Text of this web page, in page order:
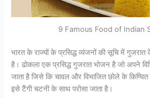
9 Famous Food of Indian
भारत के राज्यों के प्रसिद्ध व्यंजनों की सूचि में
है। ढोकला एक प्रसिद्ध गुजरात भोजन है जो अपने
जाता है जिसे कि चावल और विभाजित छोले के किण्वित
इसे टैंगी चटनी के साथ परोसा जाता है।